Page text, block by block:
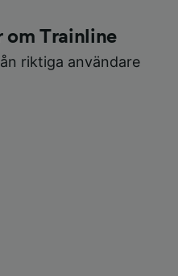
om Trainline
riktiga användare